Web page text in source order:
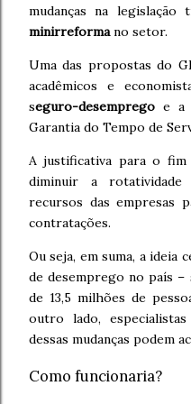
mudanças na
minirreformano setor.
Uma das propostas do
acadêmicos e
seguro-desemprego e a
Garantia do Tempo de
A justificativa para o
diminuir a
recursos das empresas
contratações.
Ou seja, em suma, a
de desemprego no país –
de 13,5 milhões de
outro lado,
dessas mudanças podem
Como funcionaria?